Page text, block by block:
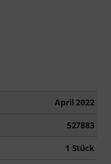
April 2022
527883
1 Stück